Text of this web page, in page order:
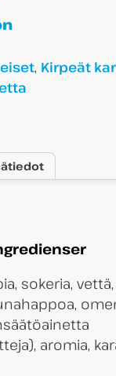
, Kirpeät
sokeria,
aromia,